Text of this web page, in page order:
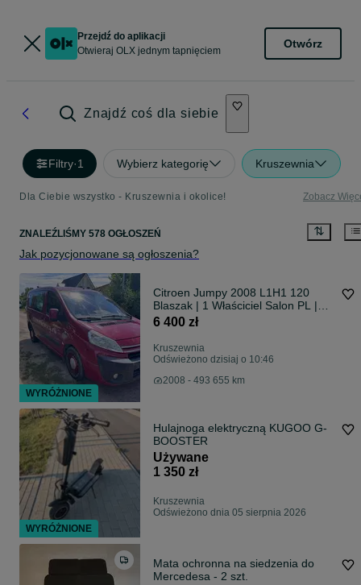
Przejdź do aplikacji
Otwieraj OLX jednym tapnięciem
Otwórz
Znajdź coś dla siebie
Filtry·1 Wybierz kategorię Kruszewnia
Dla Ciebie wszystko - Kruszewnia i okolice! Zobacz
ZNALEŹLIŚMY 578 OGŁOSZEŃ
Jak pozycjonowane są ogłoszenia?
Citroen Jumpy 2008 L1H1 120
Blaszak | 1 Właściciel Salon PL |
90% Trasy | FV 23% | Do naprawy
6 400 zł
Kruszewnia
Odświeżono dzisiaj o 10:46
2008 - 493 655 km
Hulajnoga elektryczną KUGOO G-
BOOSTER
Używane
1 350 zł
Kruszewnia
Odświeżono dnia 05 sierpnia 2026
Mata ochronna na siedzenia do
Mercedesa - 2 szt.
WYRÓŻNIONE
WYRÓŻNIONE